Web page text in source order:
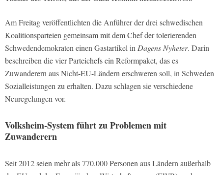
Am Freitag veröffentlichten die Anführer der drei schwedischen
Koalitionsparteien gemeinsam mit dem Chef der tolerierenden
Schwedendemokraten einen Gastartikel inDagens Nyheter. Darin
beschreiben die vier Parteichefs ein Reformpaket, das es
Zuwanderern aus Nicht-EU-Ländern erschweren soll, in Schweden
Sozialleistungen zu erhalten. Dazu schlagen sie verschiedene
Neuregelungen vor.
Volksheim-System führt zu Problemen mit
Zuwanderern
Seit 2012 seien mehr als 770.000 Personen aus Ländern außerhalb